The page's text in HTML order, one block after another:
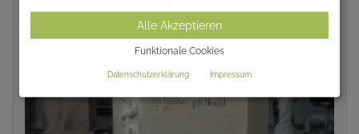
Alle Akzeptieren
Funktionale Cookies
Datenschutzerklärung Impressum